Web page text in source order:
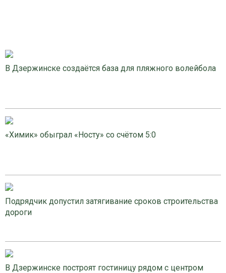
В Дзержинске создаётся база для пляжного волейбола
«Химик» обыграл «Носту» со счётом 5:0
Подрядчик допустил затягивание сроков строительства
дороги
В Дзержинске построят гостиницу рядом с центром